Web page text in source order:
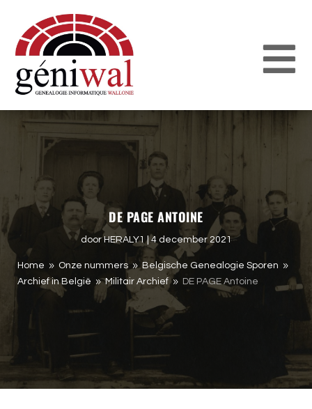
DE PAGE ANTOINE
doorHERALY1 |4 december 2021
Home 9 Onze nummers 9 Belgische Genealogie Sporen 9
Archief in België 9 Militair Archief 9 DE PAGE Antoine